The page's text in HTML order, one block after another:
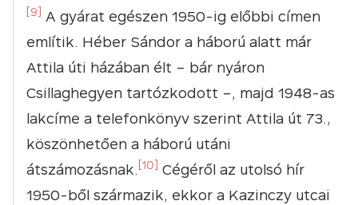
[9]
A gyárat egészen 1950-ig előbbi címen
említik. Héber Sándor a háború alatt már
Attila úti házában élt – bár nyáron
Csillaghegyen tartózkodott –, majd 1948-as
lakcíme a telefonkönyv szerint Attila út 73.,
köszönhetően a háború utáni
átszámozásnak. [10]
Cégéről az utolsó hír
1950-ből származik, ekkor a Kazinczy utcai